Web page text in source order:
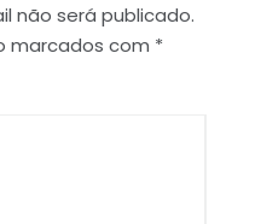
não será publicado.
marcados com *